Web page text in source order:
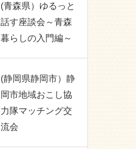
(青森県）ゆるっと
話す座談会～青森
暮らしの入門編～
(静岡県静岡市）静
岡市地域おこし協
力隊マッチング交
流会